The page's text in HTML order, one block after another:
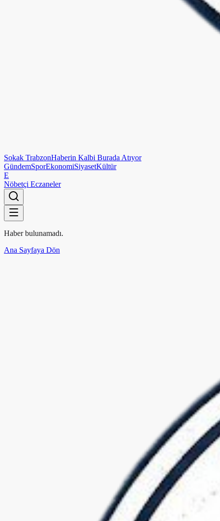
Sokak TrabzonHaberin Kalbi Burada Atıyor
GündemSporEkonomiSiyasetKültür
E
Nöbetçi Eczaneler
Haber bulunamadı.
Ana Sayfaya Dön